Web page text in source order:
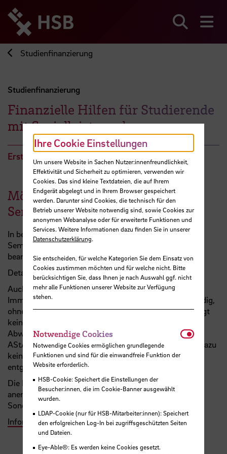
zum
Seiteninhalt
springen
Studienfinanzierung
Studienfinanzierung
Finanzielle Hilfen für Studierende
mit Sozialleistungsbezug
Erstattung Semesterticket
Mögliche Erstattung des
Semestertickets
In bestimmten Fällen kann eine Rückerstattung des
Semestertickets beimAStA
beantragt werden.
Details dazu finden Sie auf derWebsite des AStA.
Auch hier ist die Zahlung des Semestertickets zur
Immatrikulation oder Rückmeldung zunächst notwendig,
ohne vollständige Zahlung des Semesterbeitrags erfolgt
keine Rückmeldung oder Immatrikulation. Die
Abwicklung der Rückerstattungsanträge obliegt dem
AStA, das Immatrikulations- und Prüfungsamt kann dazu
keine Auskünfte erteilen und keine Anträge
entgegennehmen.
Die Befreiung vom Semesterticket aus anderen
anerkannten Gründen ist von dieser Corona-
Sonderregelung unabhängig.
Informationen und Antragsformular
Ihre Cookie Einstellungen
Um unsere Website in Sachen Nutzer:innenfreundlichkeit,
Effektivität und Sicherheit zu optimieren, verwenden wir
Cookies. Das sind kleine Textdateien, die auf Ihrem
Endgerät abgelegt und in Ihrem Browser gespeichert
werden. Darunter sind Cookies, die technisch für den
Betrieb unserer Website notwendig sind, sowie Cookies zur
anonymen Webanalyse oder für erweiterte Funktionen und
Services. Weitere Informationen dazu finden Sie in unserer
Datenschutzerklärung.
Sie entscheiden, für welche Kategorien Sie dem Einsatz von
Cookies zustimmen möchten und für welche nicht. Bitte
berücksichtigen Sie, dass Ihnen je nach Auswahl ggf. nicht
mehr alle Funktionen unserer Website zur Verfügung
stehen.
Notwendige Cookies
Notwendige Cookies ermöglichen grundlegende
Funktionen und sind für die einwandfreie Funktion der
Website erforderlich.
HSB-Cookie: Speichert die Einstellungen der
Besucher:innen, die im Cookie-Banner ausgewählt
wurden.
LDAP-Cookie (nur für HSB-Mitarbeiter:innen): Speichert
den erfolgreichen Log-In bei zugriffsgeschützten Seiten
und Dateien.
Eye-Able®: Es werden keine Cookies gesetzt.